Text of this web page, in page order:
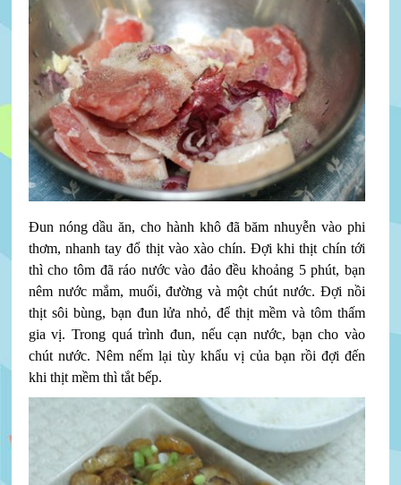
Đun nóng dầu ăn, cho hành khô đã băm nhuyễn vào phi
thơm, nhanh tay đổ thịt vào xào chín. Đợi khi thịt chín tới
thì cho tôm đã ráo nước vào đảo đều khoảng 5 phút, bạn
nêm nước mắm, muối, đường và một chút nước. Đợi nồi
thịt sôi bùng, bạn đun lửa nhỏ, để thịt mềm và tôm thấm
gia vị. Trong quá trình đun, nếu cạn nước, bạn cho vào
chút nước. Nêm nếm lại tùy khẩu vị của bạn rồi đợi đến
khi thịt mềm thì tắt bếp.